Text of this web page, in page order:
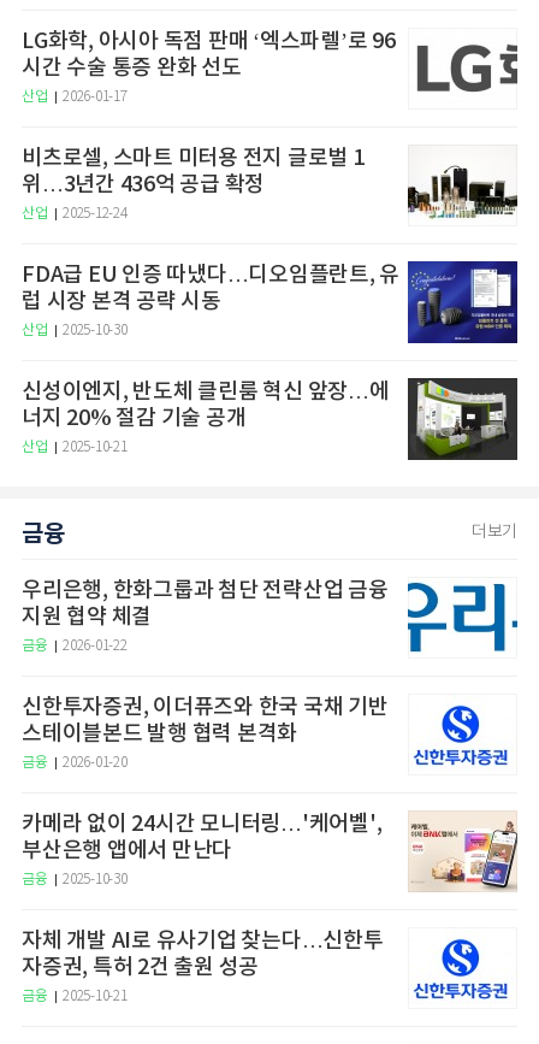
LG화학, 아시아 독점 판매 ‘엑스파렐’로 96
시간 수술 통증 완화 선도
산업 2026-01-17
비츠로셀, 스마트 미터용 전지 글로벌 1
위…3년간 436억 공급 확정
산업 2025-12-24
FDA급 EU 인증 따냈다…디오임플란트, 유
럽 시장 본격 공략 시동
산업 2025-10-30
신성이엔지, 반도체 클린룸 혁신 앞장…에
너지 20% 절감 기술 공개
산업 2025-10-21
금융 더보기
우리은행, 한화그룹과 첨단 전략산업 금융
지원 협약 체결
금융 2026-01-22
신한투자증권, 이더퓨즈와 한국 국채 기반
스테이블본드 발행 협력 본격화
금융 2026-01-20
카메라 없이 24시간 모니터링…'케어벨',
부산은행 앱에서 만난다
금융 2025-10-30
자체 개발 AI로 유사기업 찾는다…신한투
자증권, 특허 2건 출원 성공
금융 2025-10-21